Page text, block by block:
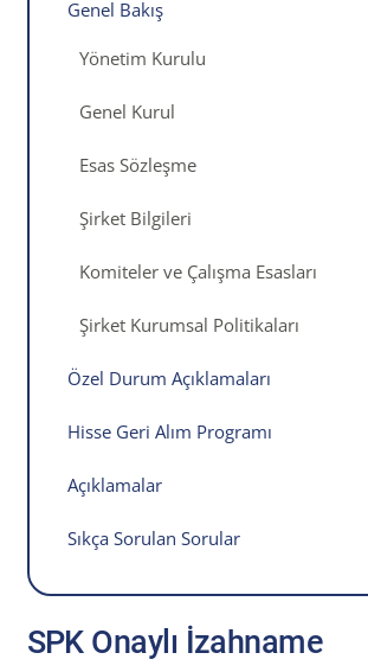
Genel Bakış
Yönetim Kurulu
Genel Kurul
Esas Sözleşme
Şirket Bilgileri
Komiteler ve Çalışma Esasları
Şirket Kurumsal Politikaları
Özel Durum Açıklamaları
Hisse Geri Alım Programı
Açıklamalar
Sıkça Sorulan Sorular
SPK Onaylı İzahname